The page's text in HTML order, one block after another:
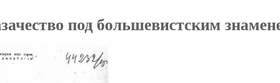
под большевистским